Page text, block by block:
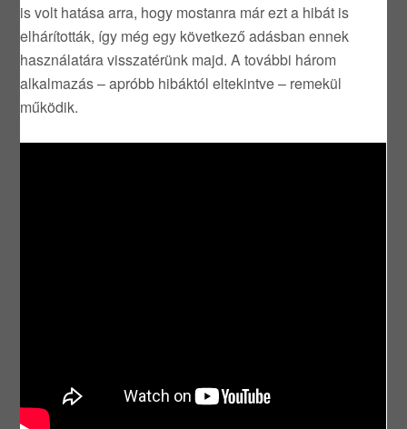
is volt hatása arra, hogy mostanra már ezt a hibát is
elhárították, így még egy következő adásban ennek
használatára visszatérünk majd. A további három
alkalmazás – apróbb hibáktól eltekintve – remekül
működik.